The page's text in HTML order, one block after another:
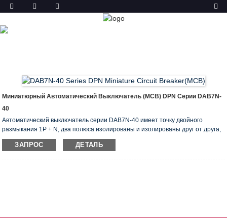
ТОВАР
Миниатюрный Автоматический Выключатель (MCB) DPN Серии DAB7N-
40
Автоматический выключатель серии DAB7N-40 имеет точку двойного
размыкания 1P + N, два полюса изолированы и изолированы друг от друга,
при синхронной работе N-полюс всегда срабатывает первым, а затем
отключается, что гарантирует отключающую способность электрической
ЗАПРОС ДЕТАЛЬ